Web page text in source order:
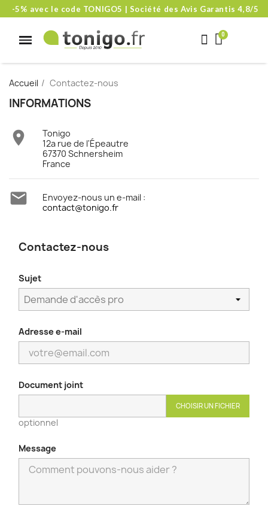
-5% avec le code TONIGO5 | Société des Avis Garantis 4,8/5
Accueil Contactez-nous
INFORMATIONS

Tonigo
12a rue de l'Épeautre
67370 Schnersheim
France

Envoyez-nous un e-mail :
contact@tonigo.fr
Contactez-nous
Sujet
Adresse e-mail
Document joint
CHOISIR UN FICHIER
optionnel
Message